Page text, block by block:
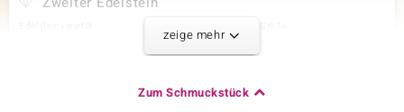
2 à 4x3 mm
Ovalschliff
zeige mehr
Zum Schmuckstück